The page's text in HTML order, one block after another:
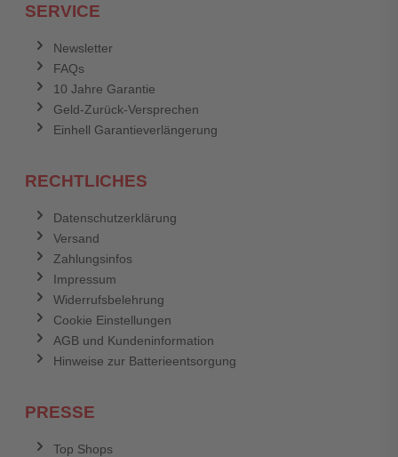
SERVICE
Newsletter
FAQs
10 Jahre Garantie
Geld-Zurück-Versprechen
Einhell Garantieverlängerung
RECHTLICHES
Datenschutzerklärung
Versand
Zahlungsinfos
Impressum
Widerrufsbelehrung
Cookie Einstellungen
AGB und Kundeninformation
Hinweise zur Batterieentsorgung
PRESSE
Top Shops